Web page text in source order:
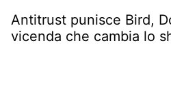
Antitrust punisce Bird,
vicenda che cambia lo